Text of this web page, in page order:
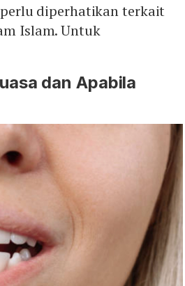
diperhatikan terkait
Islam. Untuk
dan Apabila